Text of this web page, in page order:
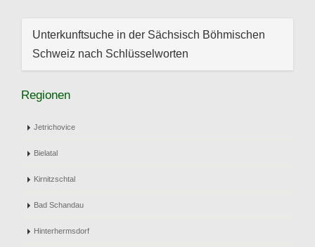
Unterkunftsuche in der Sächsisch Böhmischen
Schweiz nach Schlüsselworten
Regionen
Jetrichovice
Bielatal
Kirnitzschtal
Bad Schandau
Hinterhermsdorf